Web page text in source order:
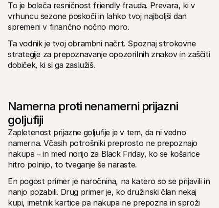
Integrirajte Mollie z že pripravljenimi knjižnicami
Discord skupnost
Pridružite se naši skupnosti razvijalcev
O Mollie
Cenik
Oglej si naše cene
O nas
Izvedite več o naši zgodbi in
vrednotah
Kariera
Pridružite se nam - zaposlujemo!
Kontakt
Za kupce
Ugotovite, zakaj se Mollie pojavlja na vašem bančnem
izpisku
Za stranke Mollie
Povežite se z našo ekipo za podporo strankam
Kontaktirajte prodajo
Odkrijte, kako lahko pomagamo vašemu podjetju
To je boleča resničnost friendly frauda. Prevara, ki v
vrhuncu sezone poskoči in lahko tvoj najboljši dan
spremeni v finančno nočno moro.
Ta vodnik je tvoj obrambni načrt. Spoznaj strokovne
strategije za prepoznavanje opozorilnih znakov in zaščiti
dobiček, ki si ga zaslužiš.
Namerna proti nenamerni prijazni
goljufiji
Zapletenost prijazne goljufije je v tem, da ni vedno
namerna. Včasih potrošniki preprosto ne prepoznajo
nakupa – in med norijo za Black Friday, ko se košarice
hitro polnijo, to tveganje še naraste.
En pogost primer je naročnina, na katero so se prijavili in
nanjo pozabili. Drug primer je, ko družinski član nekaj
kupi, imetnik kartice pa nakupa ne prepozna in sproži